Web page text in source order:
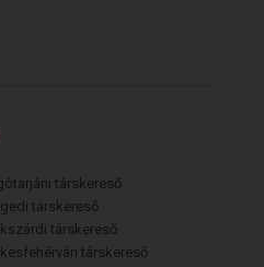
társkereső
társkereső
társkereső
társkereső